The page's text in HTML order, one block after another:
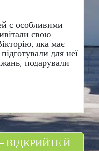
с особливими
свою
яка має
для неї
подарували
ВІДКРИЙТЕ Й